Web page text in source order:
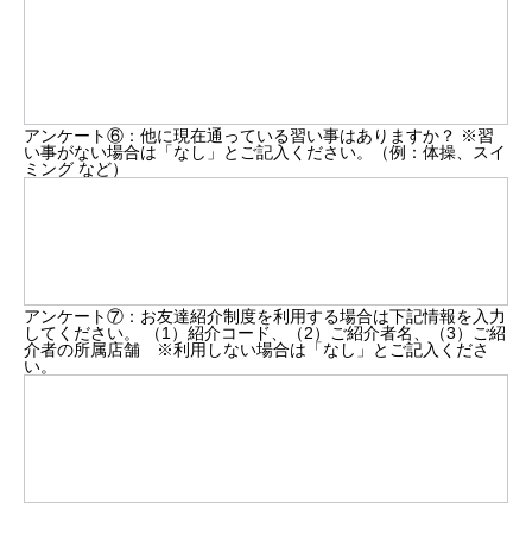
アンケート⑥：他に現在通っている習い事はありますか？ ※習
い事がない場合は「なし」とご記入ください。（例：体操、スイ
ミング など）
アンケート⑦：お友達紹介制度を利用する場合は下記情報を入力
してください。 （1）紹介コード、（2）ご紹介者名、（3）ご紹
介者の所属店舗 ※利用しない場合は「なし」とご記入くださ
い。